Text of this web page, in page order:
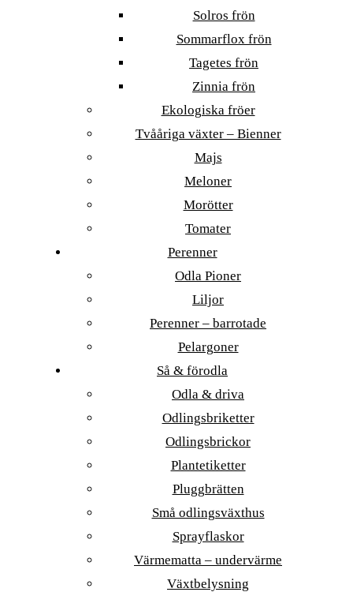
Solros frön
Sommarflox frön
Tagetes frön
Zinnia frön
Ekologiska fröer
Tvååriga växter – Bienner
Majs
Meloner
Morötter
Tomater
Perenner
Odla Pioner
Liljor
Perenner – barrotade
Pelargoner
Så & förodla
Odla & driva
Odlingsbriketter
Odlingsbrickor
Plantetiketter
Pluggbrätten
Små odlingsväxthus
Sprayflaskor
Värmematta – undervärme
Växtbelysning